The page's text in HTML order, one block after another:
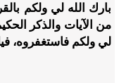
بارك الله لي ولكم
من الآيات والذكر
لي ولكم فاستغفروه،